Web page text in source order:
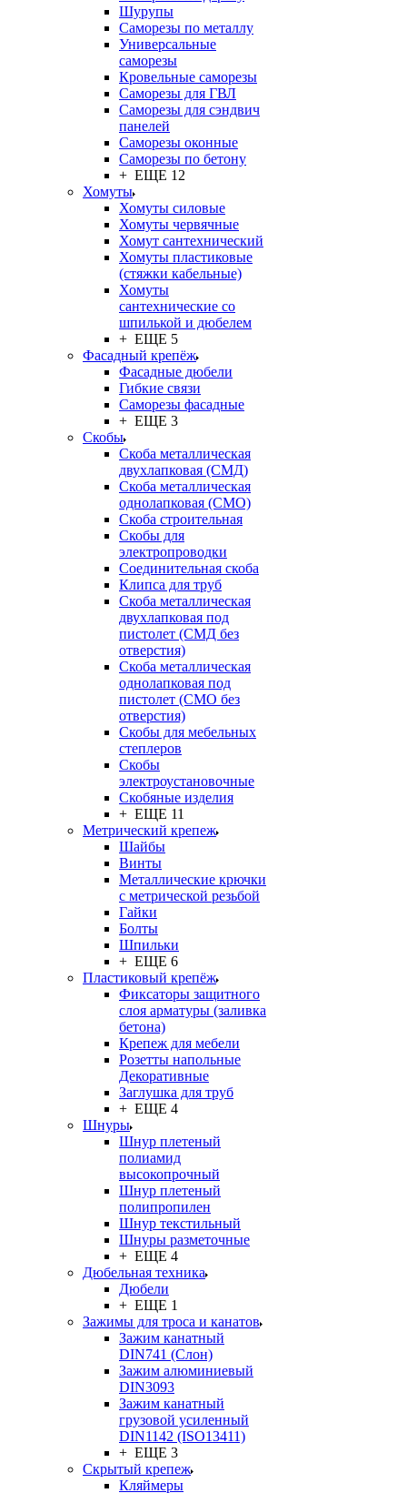
Шурупы
Саморезы по металлу
Универсальные
саморезы
Кровельные саморезы
Саморезы для ГВЛ
Саморезы для сэндвич
панелей
Саморезы оконные
Саморезы по бетону
+ ЕЩЕ 12
Хомуты
Хомуты силовые
Хомуты червячные
Хомут сантехнический
Хомуты пластиковые
(стяжки кабельные)
Хомуты
сантехнические со
шпилькой и дюбелем
+ ЕЩЕ 5
Фасадный крепёж
Фасадные дюбели
Гибкие связи
Саморезы фасадные
+ ЕЩЕ 3
Скобы
Скоба металлическая
двухлапковая (СМД)
Скоба металлическая
однолапковая (СМО)
Скоба строительная
Скобы для
электропроводки
Соединительная скоба
Клипса для труб
Скоба металлическая
двухлапковая под
пистолет (СМД без
отверстия)
Скоба металлическая
однолапковая под
пистолет (СМО без
отверстия)
Скобы для мебельных
степлеров
Скобы
электроустановочные
Скобяные изделия
+ ЕЩЕ 11
Метрический крепеж
Шайбы
Винты
Металлические крючки
с метрической резьбой
Гайки
Болты
Шпильки
+ ЕЩЕ 6
Пластиковый крепёж
Фиксаторы защитного
слоя арматуры (заливка
бетона)
Крепеж для мебели
Розетты напольные
Декоративные
Заглушка для труб
+ ЕЩЕ 4
Шнуры
Шнур плетеный
полиамид
высокопрочный
Шнур плетеный
полипропилен
Шнур текстильный
Шнуры разметочные
+ ЕЩЕ 4
Дюбельная техника
Дюбели
+ ЕЩЕ 1
Зажимы для троса и канатов
Зажим канатный
DIN741 (Cлон)
Зажим алюминиевый
DIN3093
Зажим канатный
грузовой усиленный
DIN1142 (ISO13411)
+ ЕЩЕ 3
Скрытый крепеж
Кляймеры